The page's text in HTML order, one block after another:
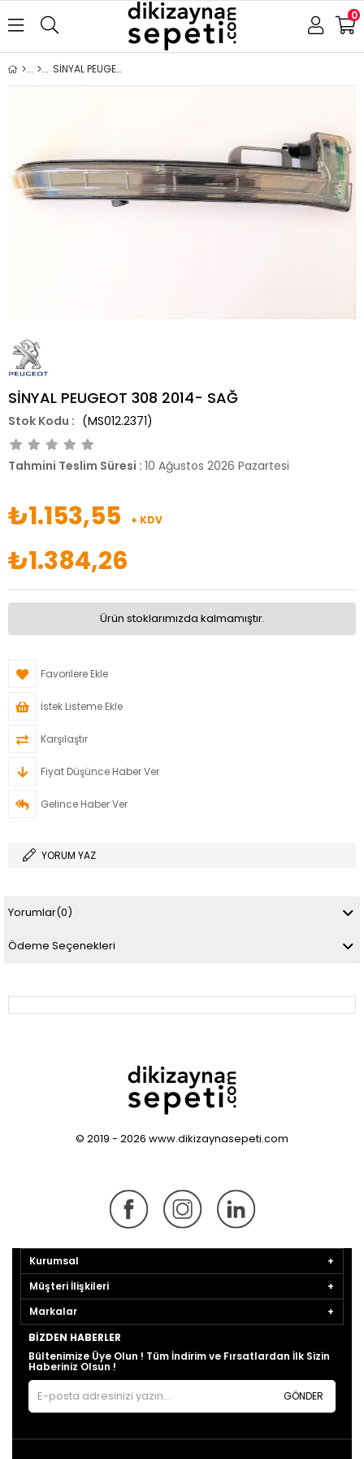
0
SİNYAL PEUGEOT 308 2014- SAĞ
SİNYAL PEUGEOT 308 2014- SAĞ
(MS012.2371)
Tahmini Teslim Süresi : 10 Ağustos 2026 Pazartesi
₺1.153,55 + KDV
₺1.384,26
Ürün stoklarımızda kalmamıştır.
Favorilere Ekle
İstek Listeme Ekle
Karşılaştır
Fiyat Düşünce Haber Ver
Gelince Haber Ver
YORUM YAZ
Yorumlar(0)
Ödeme Seçenekleri
© 2019 - 2026 www.dikizaynasepeti.com
Kurumsal
Müşteri İlişkileri
Markalar
BIZDEN HABERLER
Bültenimize Üye Olun ! Tüm İndirim ve Fırsatlardan İlk Sizin
Haberiniz Olsun !
GÖNDER